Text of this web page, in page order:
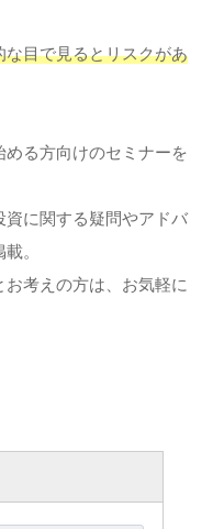
目で見るとリスクがあ
る方向けのセミナーを
資に関する疑問やアドバ
。
お考えの方は、お気軽に